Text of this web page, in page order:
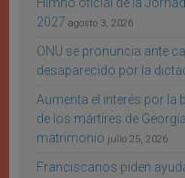
Himno oficial de la
2027 agosto 3, 2026
ONU se pronuncia ante
desaparecido por la
Aumenta el interés por la
de los mártires de
matrimonio julio 25, 2026
Franciscanos piden